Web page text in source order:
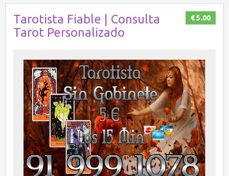
€ 5.00
Tarotista Fiable | Consulta
Tarot Personalizado